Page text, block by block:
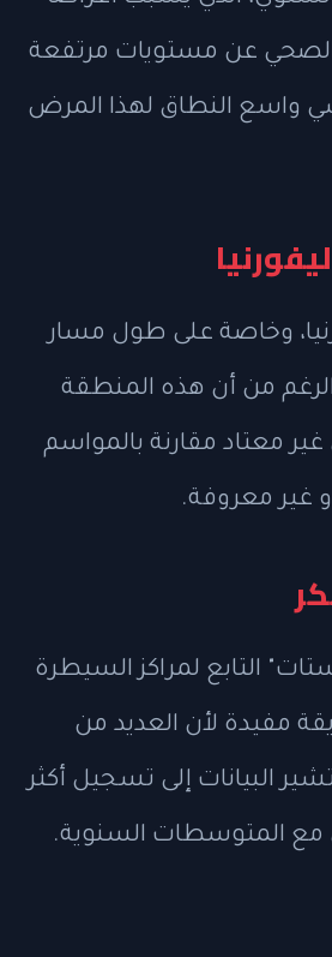
عن مستويات مرتفعة
واسع النطاق لهذا المرض
وخاصة على طول مسار
من أن هذه المنطقة
معتاد مقارنة بالمواسم
غير معروفة.
التابع لمراكز السيطرة
مفيدة لأن العديد من
البيانات إلى تسجيل أكثر
المتوسطات السنوية.